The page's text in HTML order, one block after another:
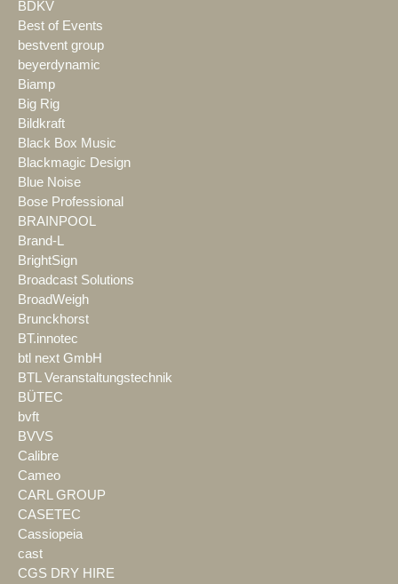
BDKV
Best of Events
bestvent group
beyerdynamic
Biamp
Big Rig
Bildkraft
Black Box Music
Blackmagic Design
Blue Noise
Bose Professional
BRAINPOOL
Brand-L
BrightSign
Broadcast Solutions
BroadWeigh
Brunckhorst
BT.innotec
btl next GmbH
BTL Veranstaltungstechnik
BÜTEC
bvft
BVVS
Calibre
Cameo
CARL GROUP
CASETEC
Cassiopeia
cast
CGS DRY HIRE